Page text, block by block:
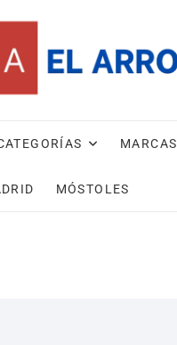
MARCAS
MÓSTOLES